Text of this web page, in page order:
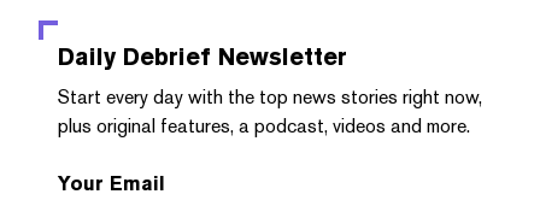
Daily Debrief Newsletter
Start every day with the top news stories right now,
plus original features, a podcast, videos and more.
Your Email